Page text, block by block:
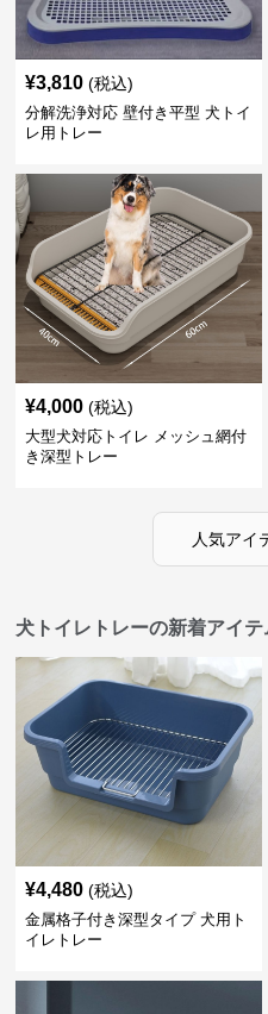
¥3,810 (税込)
分解洗浄対応 壁付き平型 犬トイ
レ用トレー
¥4,000 (税込)
大型犬対応トイレ メッシュ網付
き深型トレー
人気アイ
犬トイレトレーの新着アイテ
¥4,480 (税込)
金属格子付き深型タイプ 犬用ト
イレトレー